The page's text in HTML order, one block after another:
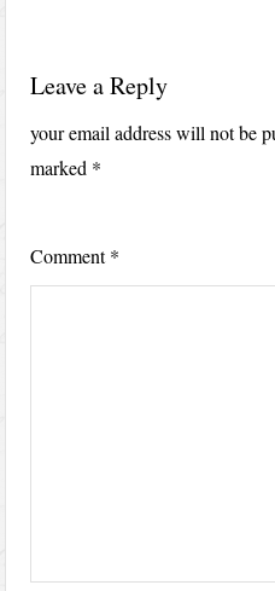
Leave a Reply
your email address will not be
marked *
Comment*